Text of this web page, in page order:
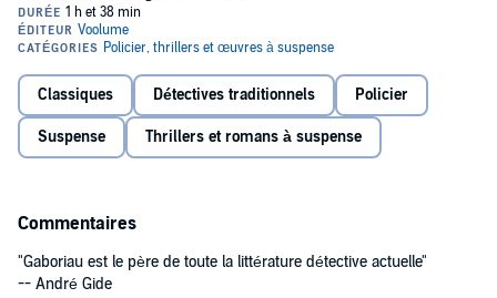
Rapidement accusé, Monistrol avoue sa culpabilité.
de reprendre l'enquête à zéro avec de véritables méthodes
d'investigation policière.
©domaine public (P)2023 VOolume
Classiques Détectives traditionnels Policier
Suspense Thrillers et romans à suspense
Commentaires
"Gaboriau est le père de toute la littérature détective actuelle"
-- André Gide